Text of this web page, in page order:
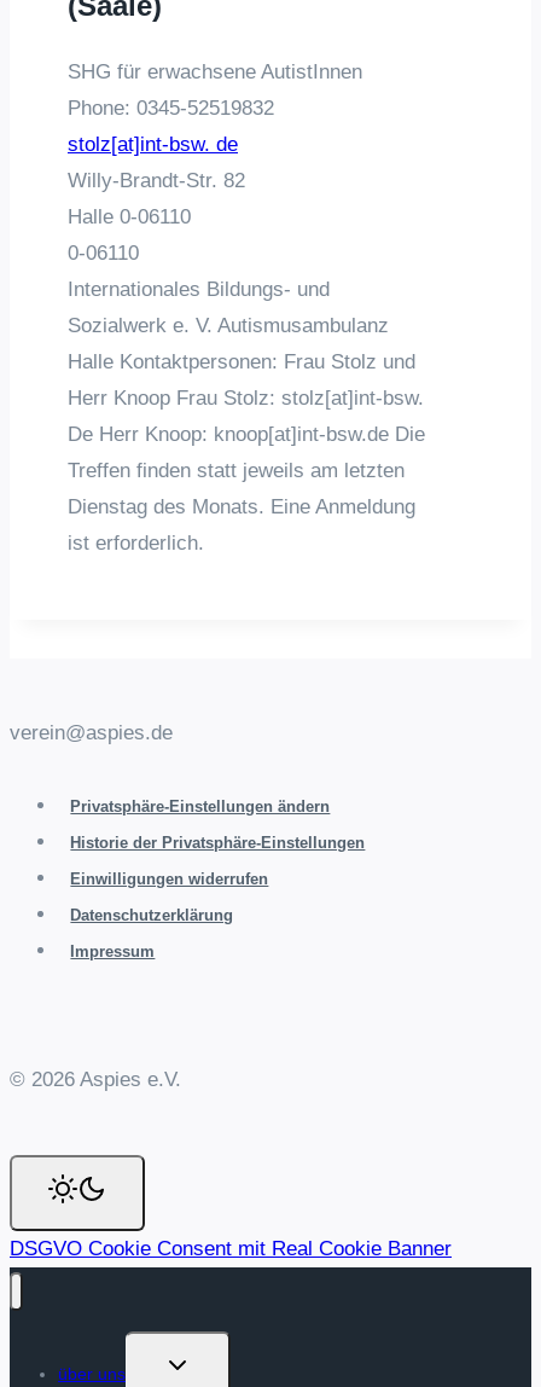
SHG für erwachsene AutistInnen
Phone: 0345-52519832
stolz[at]int-bsw. de
Willy-Brandt-Str. 82
Halle 0-06110
0-06110
Internationales Bildungs- und
Sozialwerk e. V. Autismusambulanz
Halle Kontaktpersonen: Frau Stolz und
Herr Knoop Frau Stolz: stolz[at]int-bsw.
De Herr Knoop: knoop[at]int-bsw.de Die
Treffen finden statt jeweils am letzten
Dienstag des Monats. Eine Anmeldung
ist erforderlich.
verein@aspies.de
Privatsphäre-Einstellungen ändern
Historie der Privatsphäre-Einstellungen
Einwilligungen widerrufen
Datenschutzerklärung
Impressum
© 2026 Aspies e.V.
DSGVO Cookie Consent mit Real Cookie Banner
über uns
Untermenü